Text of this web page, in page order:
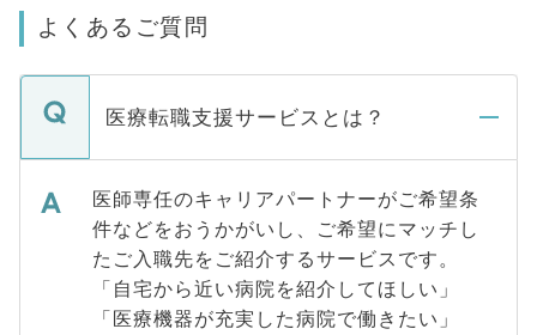
よくあるご質問
医療転職支援サービスとは？
医師専任のキャリアパートナーがご希望条
件などをおうかがいし、ご希望にマッチし
たご入職先をご紹介するサービスです。
「自宅から近い病院を紹介してほしい」
「医療機器が充実した病院で働きたい」